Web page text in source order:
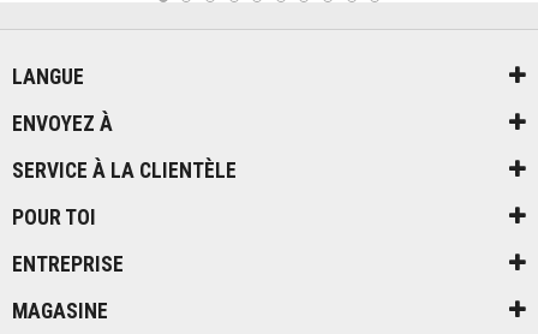
LANGUE
ENVOYEZ À
SERVICE À LA CLIENTÈLE
POUR TOI
ENTREPRISE
MAGASINE